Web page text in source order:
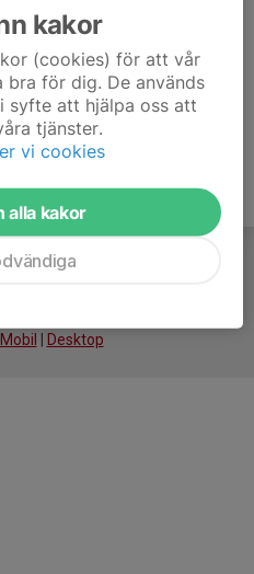
Mobil Desktop
kakor
(cookies) för att vår
för dig. De används
syfte att hjälpa oss att
tjänster.
vi cookies
alla kakor